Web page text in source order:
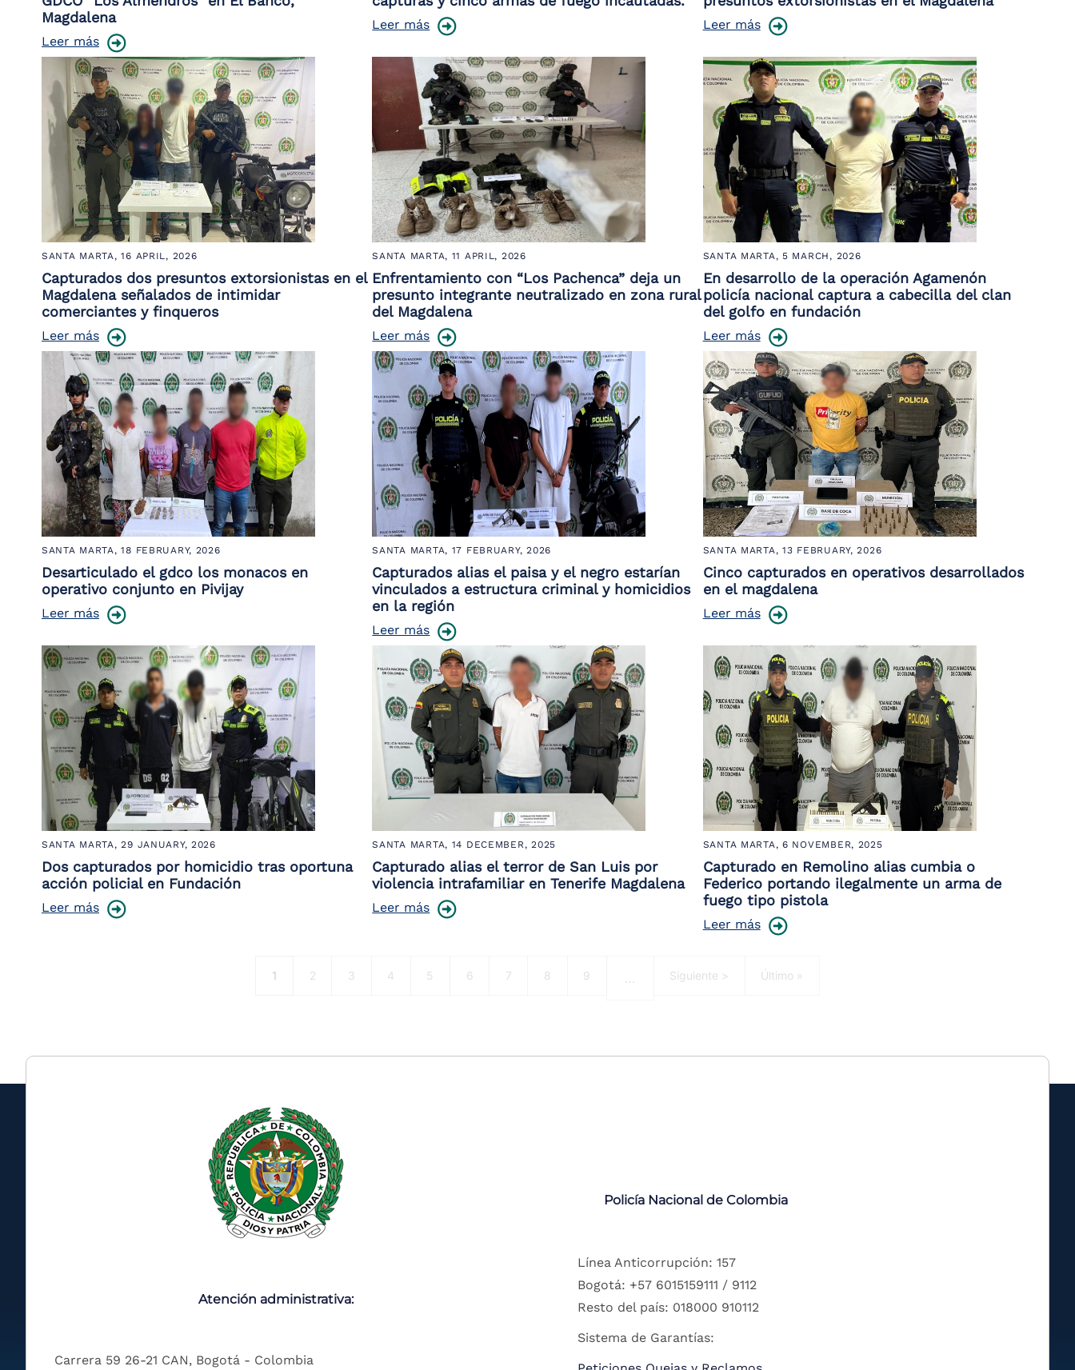
Magdalena
Leer más
Leer más Leer más
SANTA MARTA,16 APRIL, 2026
Capturados dos presuntos extorsionistas en el
Magdalena señalados de intimidar
comerciantes y finqueros
Leer más
SANTA MARTA, 11 APRIL, 2026
Enfrentamiento con “Los Pachenca” deja un
presunto integrante neutralizado en zona rural
del Magdalena
Leer más
SANTA MARTA, 5 MARCH, 2026
En desarrollo de la operación Agamenón
policía nacional captura a cabecilla del clan
del golfo en fundación
Leer más
SANTA MARTA,18 FEBRUARY, 2026
Desarticulado el gdco los monacos en
operativo conjunto en Pivijay
Leer más
SANTA MARTA, 17 FEBRUARY, 2026
Capturados alias el paisa y el negro estarían
vinculados a estructura criminal y homicidios
en la región
Leer más
SANTA MARTA,13 FEBRUARY, 2026
Cinco capturados en operativos desarrollados
en el magdalena
Leer más
SANTA MARTA,29 JANUARY, 2026
Dos capturados por homicidio tras oportuna
acción policial en Fundación
Leer más
SANTA MARTA, 14 DECEMBER, 2025
Capturado alias el terror de San Luis por
violencia intrafamiliar en Tenerife Magdalena
Leer más
SANTA MARTA,6 NOVEMBER, 2025
Capturado en Remolino alias cumbia o
Federico portando ilegalmente un arma de
fuego tipo pistola
Leer más
Current page
1 Página
2 Página
3 Página
4 Página
5 Página
6 Página
7 Página
8 Página
9 … Next page
Siguiente > Last page
Último »
Atención administrativa:
Carrera 59 26-21 CAN, Bogotá - Colombia
Policía Nacional de Colombia
Línea Anticorrupción: 157
Bogotá: +57 6015159111 / 9112
Resto del país: 018000 910112
Sistema de Garantías: